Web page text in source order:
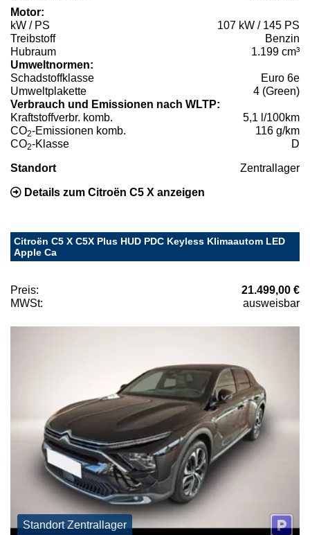
Motor:
kW / PS
107 kW / 145 PS
Treibstoff
Benzin
Hubraum
1.199 cm³
Umweltnormen:
Schadstoffklasse
Euro 6e
Umweltplakette
4 (Green)
Verbrauch und Emissionen nach WLTP:
Kraftstoffverbr. komb.
5,1 l/100km
CO2-Emissionen komb.
116 g/km
CO2-Klasse D
Standort Zentrallager
Details zum Citroën C5 X anzeigen
Citroën C5 X C5X Plus HUD PDC Keyless Klimaautom LED
Apple Ca
Preis:
21.499,00 €
MWSt:
ausweisbar
Standort Zentrallager